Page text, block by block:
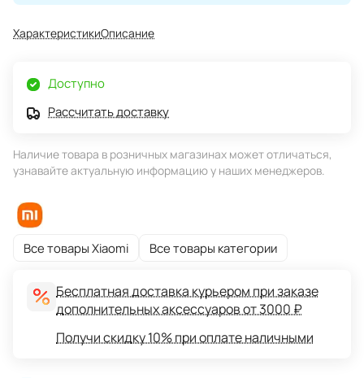
ХарактеристикиОписание
Доступно
Рассчитать доставку
Наличие товара в розничных магазинах может отличаться,
узнавайте актуальную информацию у наших менеджеров.
Все товары Xiaomi Все товары категории
Бесплатная доставка курьером при заказе
дополнительных аксессуаров от 3000 ₽
Получи скидку 10% при оплате наличными